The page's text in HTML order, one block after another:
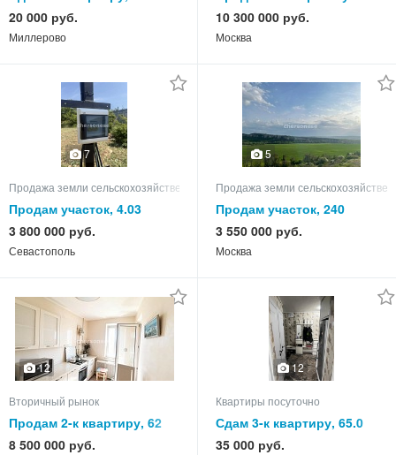
кв.м, этаж 3 из 5
20 000 руб.
Миллерово
недвижимость
10 300 000 руб.
Москва
7
Продажа земли сельскохозяйственного назначения
Продам участок, 4.03
3 800 000 руб.
Севастополь
5
Продажа земли
Продам участок, 240
3 550 000 руб.
Москва
12
Вторичный рынок
Продам 2-к квартиру, 62
кв.м, этаж 9 из 9
8 500 000 руб.
12
Квартиры посуточно
Сдам 3-к квартиру, 65.0
кв.м, этаж 5 из 5
35 000 руб.